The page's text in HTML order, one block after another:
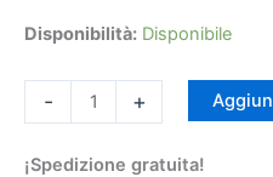
Disponibilità: Disponibile
- +
¡Spedizione gratuita!